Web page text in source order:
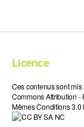
Licence
Ces contenus sont
Commons Attribution -
Mêmes Conditions 3.0